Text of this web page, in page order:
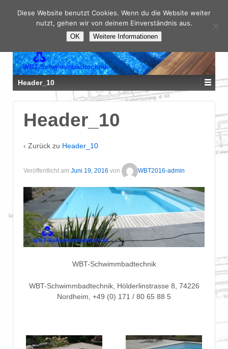
Header_10
Header_10
‹ Zurück zu Header_10
Veröffentlicht am Juni 19, 2016 von WBT2016-admin
WBT-Schwimmbadtechnik
WBT-Schwimmbadtechnik, Hölderlinstrasse 8, 74226
Nordheim, +49 (0) 171 / 80 65 88 5
Diese Website benutzt Cookies. Wenn du die Website weiter
nutzt, gehen wir von deinem Einverständnis aus.
OK Weitere Informationen